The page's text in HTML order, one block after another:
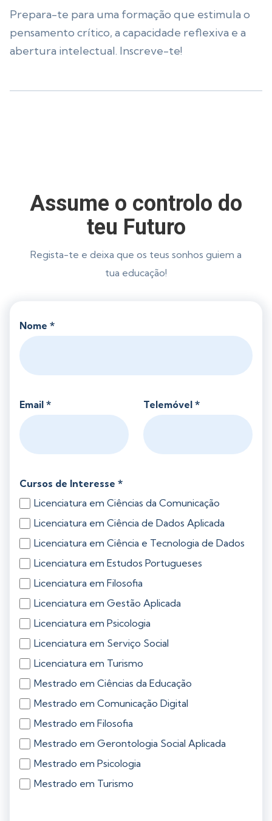
Prepara-te para uma formação que estimula o
pensamento crítico, a capacidade reflexiva e a
abertura intelectual. Inscreve-te!
Assume o controlo do
teu Futuro
Regista-te e deixa que os teus sonhos guiem a
tua educação!
Nome *
Email * Telemóvel *
Cursos de Interesse *
Licenciatura em Ciências da Comunicação
Licenciatura em Ciência de Dados Aplicada
Licenciatura em Ciência e Tecnologia de Dados
Licenciatura em Estudos Portugueses
Licenciatura em Filosofia
Licenciatura em Gestão Aplicada
Licenciatura em Psicologia
Licenciatura em Serviço Social
Licenciatura em Turismo
Mestrado em Ciências da Educação
Mestrado em Comunicação Digital
Mestrado em Filosofia
Mestrado em Gerontologia Social Aplicada
Mestrado em Psicologia
Mestrado em Turismo